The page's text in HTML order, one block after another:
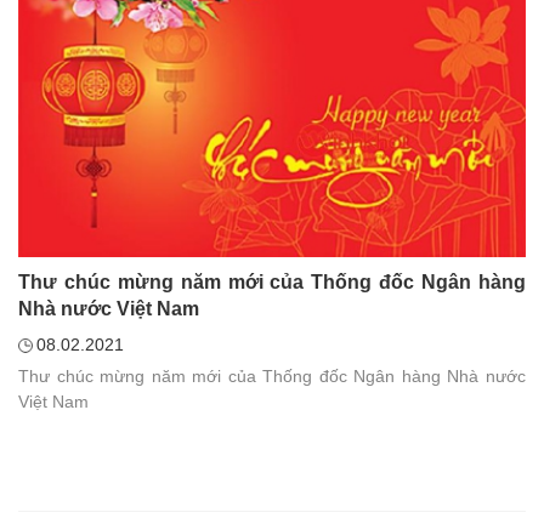
Thư chúc mừng năm mới của Thống đốc Ngân hàng
Nhà nước Việt Nam
08.02.2021
Thư chúc mừng năm mới của Thống đốc Ngân hàng Nhà nước
Việt Nam